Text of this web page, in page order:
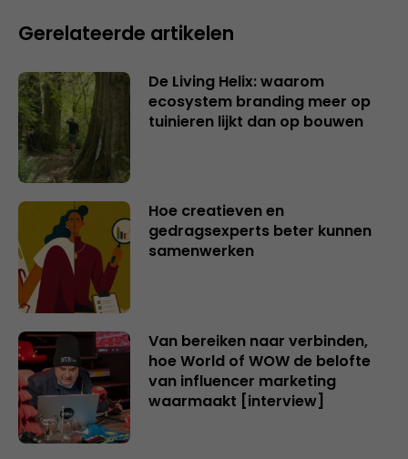
Gerelateerde artikelen
De Living Helix: waarom
ecosystem branding meer op
tuinieren lijkt dan op bouwen
Hoe creatieven en
gedragsexperts beter kunnen
samenwerken
Van bereiken naar verbinden,
hoe World of WOW de belofte
van influencer marketing
waarmaakt [interview]